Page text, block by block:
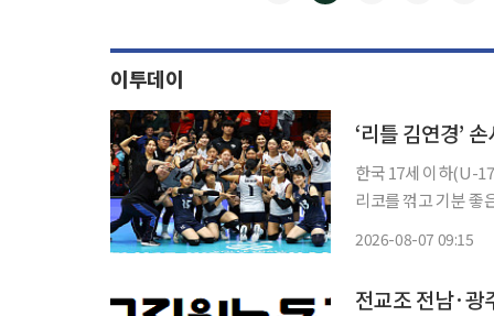
이투데이
한국 17세 이하(U-
리코를 꺾고 기분 좋은 출발을 알렸다. 이승여 감
2026-08-07 09:15
전교조 전남·광